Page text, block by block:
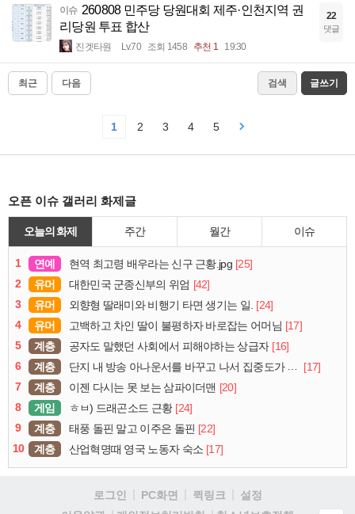
이슈 260808 민주당 당원대회 제주·인천지역 권
리당원 투표 합산
진겟타원 Lv.70 조회 1458 추천 1 19:30
22
댓글
최근 다음 검색 글쓰기
1 2 3 4 5
오픈 이슈 갤러리 화제글
오늘의 화제 주간 월간 이슈
1 연예 현역 최고령 배우라는 신구 근황.jpg [25]
2
유머 대한민국 군종신부의 위엄 [42]
3
유머 외향형 딸래미와 비행기 타면 생기는 일. [24]
4
유머 고백하고 차인 딸이 불평하자 바로잡는 어머님 [17]
5
계층 공자도 말했던 사회에서 피해야하는 상급자 [16]
6
계층 단지 내 방송 아나운서를 바꾸고 나서 집중도가 확 올라갔다는 한 아파트의 안내방송
[17]
7
계층 이젠 다시는 못 보는 삼파이더맨 [20]
8
게임 ㅎㅂ) 드래곤소드 근황 [24]
9
계층 태풍 돌핀 말고 이주은 돌핀 [22]
10
계층 산업혁명때 영국 노동자 숙소 [17]
로그인 PC화면 퀵링크
설정